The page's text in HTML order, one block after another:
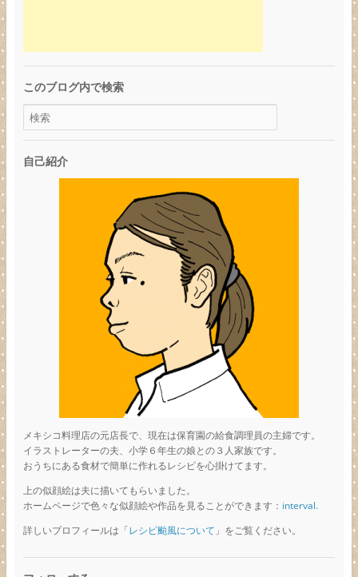
このブログ内で検索
自己紹介
メキシコ料理店の元店長で、現在は保育園の給食調理員の主婦です。
イラストレーターの夫、小学６年生の娘との３人家族です。
おうちにある食材で簡単に作れるレシピを心掛けてます。
上の似顔絵は夫に描いてもらいました。
ホームページで色々な似顔絵や作品を見ることができます： interval.
詳しいプロフィールは「レシピ颱風について 」をご覧ください。